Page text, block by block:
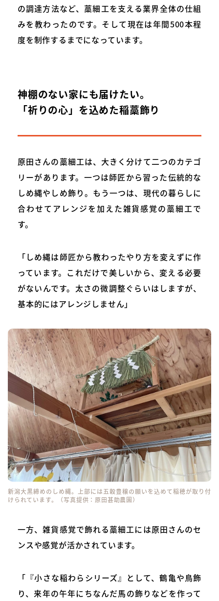
の調達方法など、藁細工を支える業界全体の仕組
みを教わったのです。そして現在は年間500本程
度を制作するまでになっています。
神棚のない家にも届けたい。
「祈りの心」を込めた稲藁飾り
原田さんの藁細工は、大きく分けて二つのカテゴ
リーがあります。一つは師匠から習った伝統的な
しめ縄やしめ飾り。もう一つは、現代の暮らしに
合わせてアレンジを加えた雑貨感覚の藁細工で
す。
「しめ縄は師匠から教わったやり方を変えずに作
っています。これだけで美しいから、変える必要
がないんです。太さの微調整ぐらいはしますが、
基本的にはアレンジしません」
新潟大黒締めのしめ縄。上部には五穀豊穣の願いを込めて稲穂が取り付
けられています。（写真提供：原田甚助農園）
一方、雑貨感覚で飾れる藁細工には原田さんのセ
ンスや感覚が活かされています。
「『小さな稲わらシリーズ』として、鶴亀や鳥飾
り、来年の午年にちなんだ馬の飾りなどを作って